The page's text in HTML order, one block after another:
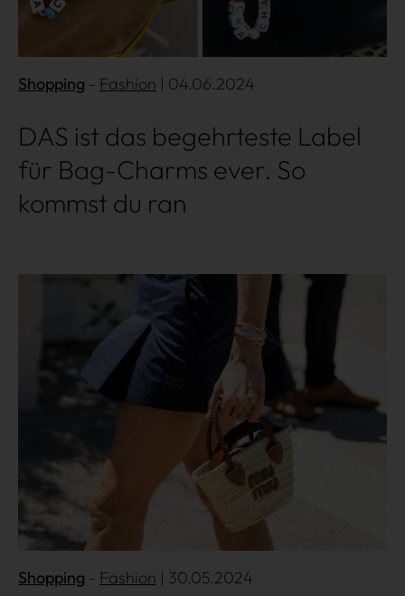
Shopping Fashion | 04.06.2024
DAS ist das begehrteste Label
für Bag-Charms ever. So
kommst du ran
Shopping Fashion | 30.05.2024